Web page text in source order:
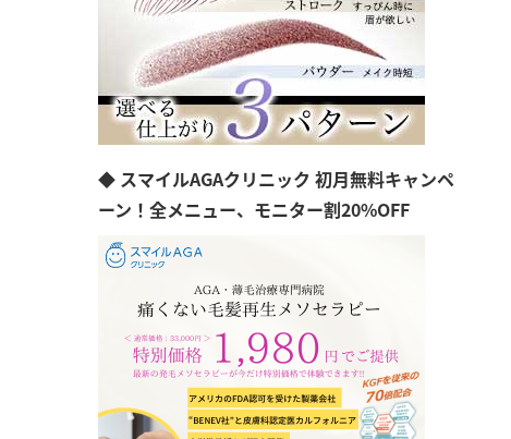
◆ スマイルAGAクリニック 初月無料キャンペ
ーン！全メニュー、モニター割20%OFF